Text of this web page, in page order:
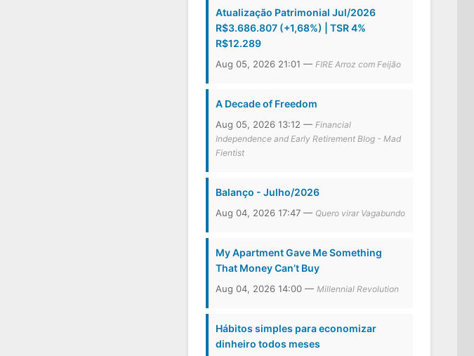
Atualização Patrimonial Jul/2026
R$3.686.807 (+1,68%) | TSR 4%
R$12.289
Aug 05, 2026 21:01 —FIRE Arroz com Feijão
A Decade of Freedom
Aug 05, 2026 13:12 —Financial
Independence and Early Retirement Blog - Mad
Fientist
Balanço - Julho/2026
Aug 04, 2026 17:47 — Quero virar Vagabundo
My Apartment Gave Me Something
That Money Can’t Buy
Aug 04, 2026 14:00 —Millennial Revolution
Hábitos simples para economizar
dinheiro todos meses